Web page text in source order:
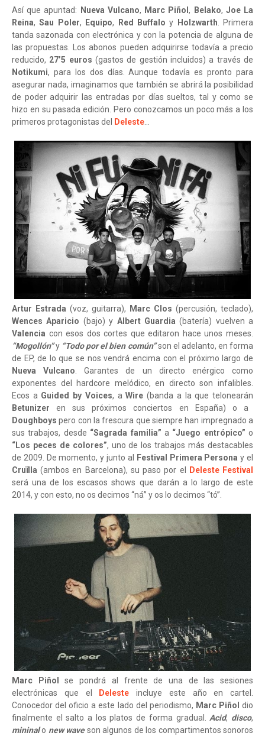
Así que apuntad: Nueva Vulcano, Marc Piñol, Belako, Joe La
Reina,Sau Poler, Equipo, Red Buffalo y Holzwarth. Primera
tanda sazonada con electrónica y con la potencia de alguna de
las propuestas. Los abonos pueden adquirirse todavía a precio
reducido, 27’5 euros (gastos de gestión incluidos) a través de
Notikumi, para los dos días. Aunque todavía es pronto para
asegurar nada, imaginamos que también se abrirá la posibilidad
de poder adquirir las entradas por días sueltos, tal y como se
hizo en su pasada edición. Pero conozcamos un poco más a los
primeros protagonistas del
Deleste…
Artur Estrada (voz, guitarra), Marc Clos (percusión, teclado),
Wences Aparicio (bajo) y Albert Guardia (batería) vuelven a
Valencia con esos dos cortes que editaron hace unos meses.
“Mogollón”y “Todo por el bien común”son el adelanto, en forma
de EP, de lo que se nos vendrá encima con el próximo largo de
Nueva Vulcano. Garantes de un directo enérgico como
exponentes del hardcore melódico, en directo son infalibles.
Ecos aGuided by Voices, aWire (banda a la que telonearán
Betunizer en sus próximos conciertos en España) o a
Doughboyspero con la frescura que siempre han impregnado a
sus trabajos, desde “Sagrada familia” a “Juego entrópico” o
“Los peces de colores”, uno de los trabajos más destacables
de 2009. De momento, y junto al
Festival Primera Persona y el
Cruïlla (ambos en Barcelona), su paso por el
Deleste Festival
será una de los escasos shows que darán a lo largo de este
2014, y con esto, no os decimos “ná” y os lo decimos “tó”.
Marc Piñol
se pondrá al frente de una de las sesiones
electrónicas que el
Deleste incluye este año en cartel.
Conocedor del oficio a este lado del periodismo, Marc Piñoldio
finalmente el salto a los platos de forma gradual.Acid, disco,
mininalo new waveson algunos de los compartimentos sonoros